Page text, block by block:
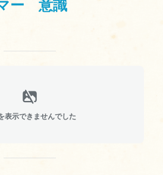
ー 意識
表示できませんでした